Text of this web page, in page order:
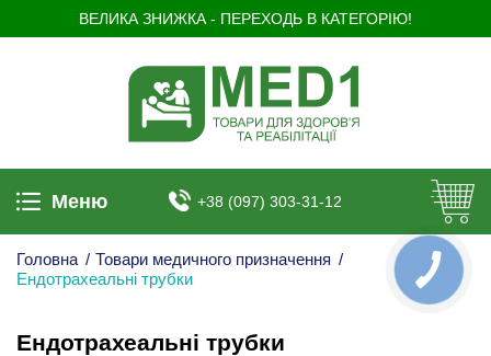
ВЕЛИКА ЗНИЖКА - ПЕРЕХОДЬ В КАТЕГОРІЮ!
Меню +38 (097) 303-31-12
Головна / Товари медичного призначення /
Ендотрахеальні трубки
Ендотрахеальні трубки